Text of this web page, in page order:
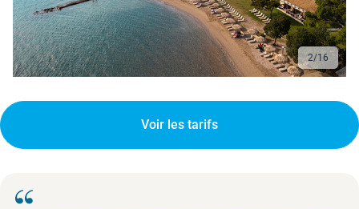
3/16
Voir les tarifs